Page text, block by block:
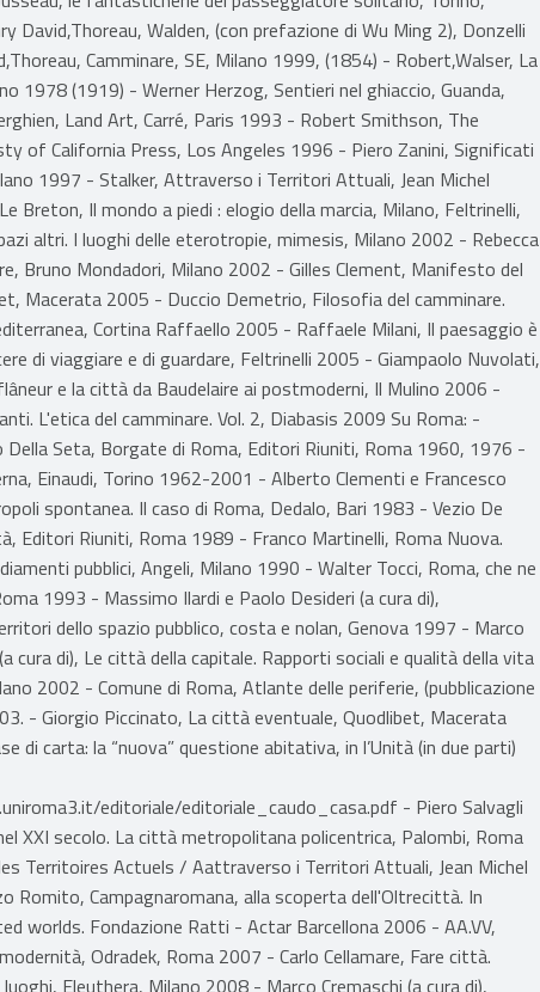
David,Thoreau, Walden, (con prefazione di Wu Ming 2), Donzelli
Camminare, SE, Milano 1999, (1854) - Robert,Walser, La
1978 (1919) - Werner Herzog, Sentieri nel ghiaccio, Guanda,
Land Art, Carré, Paris 1993 - Robert Smithson, The
of California Press, Los Angeles 1996 - Piero Zanini, Significati
1997 - Stalker, Attraverso i Territori Attuali, Jean Michel
Breton, Il mondo a piedi : elogio della marcia, Milano, Feltrinelli,
altri. I luoghi delle eterotropie, mimesis, Milano 2002 - Rebecca
Bruno Mondadori, Milano 2002 - Gilles Clement, Manifesto del
Macerata 2005 - Duccio Demetrio, Filosofia del camminare.
Cortina Raffaello 2005 - Raffaele Milani, Il paesaggio è
di viaggiare e di guardare, Feltrinelli 2005 - Giampaolo Nuvolati,
e la città da Baudelaire ai postmoderni, Il Mulino 2006 -
L'etica del camminare. Vol. 2, Diabasis 2009 Su Roma: -
Della Seta, Borgate di Roma, Editori Riuniti, Roma 1960, 1976 -
Einaudi, Torino 1962-2001 - Alberto Clementi e Francesco
spontanea. Il caso di Roma, Dedalo, Bari 1983 - Vezio De
Editori Riuniti, Roma 1989 - Franco Martinelli, Roma Nuova.
pubblici, Angeli, Milano 1990 - Walter Tocci, Roma, che ne
1993 - Massimo Ilardi e Paolo Desideri (a cura di),
dello spazio pubblico, costa e nolan, Genova 1997 - Marco
cura di), Le città della capitale. Rapporti sociali e qualità della vita
2002 - Comune di Roma, Atlante delle periferie, (pubblicazione
- Giorgio Piccinato, La città eventuale, Quodlibet, Macerata
di carta: la “nuova” questione abitativa, in l’Unità (in due parti)
editoriale/editoriale_caudo_casa.pdf - Piero Salvagli
XXI secolo. La città metropolitana policentrica, Palombi, Roma
Territoires Actuels / Aattraverso i Territori Attuali, Jean Michel
Romito, Campagnaromana, alla scoperta dell'Oltrecittà. In
worlds. Fondazione Ratti - Actar Barcellona 2006 - AA.VV,
Odradek, Roma 2007 - Carlo Cellamare, Fare città.
Eleuthera, Milano 2008 - Marco Cremaschi (a cura di),